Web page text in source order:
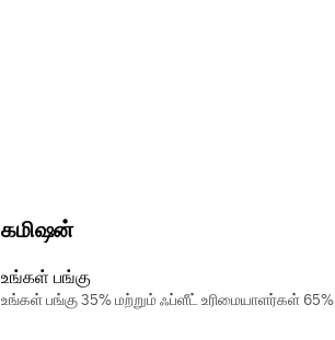
கமிஷன்
உங்கள் பங்கு
உங்கள் பங்கு 35% மற்றும் ஃப்ளீட் உரிமையாளர்கள் 65%